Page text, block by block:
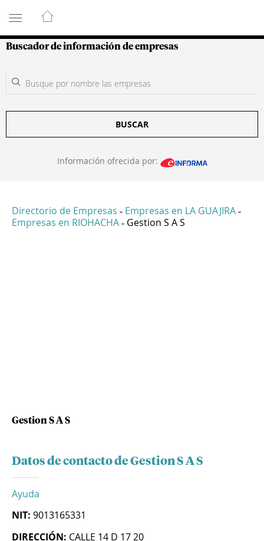
Guía de Empresas Colombianas
Buscador de información de empresas
BUSCAR
Información ofrecida por:
Directorio de Empresas - Empresas en LA GUAJIRA -
Empresas en RIOHACHA - Gestion S A S
Gestion S A S
Datos de contacto de Gestion S A S
Ayuda
NIT: 9013165331
DIRECCIÓN: CALLE 14 D 17 20